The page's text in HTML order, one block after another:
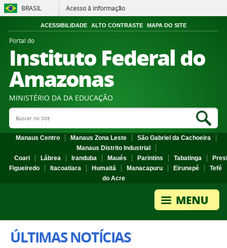
BRASIL Acesso à informação
ACESSIBILIDADE ALTO CONTRASTE MAPA DO SITE
Portal do
Instituto Federal do
Amazonas
MINISTÉRIO DA DA EDUCAÇÃO
Search Site
Manaus Centro Manaus Zona Leste
São Gabriel da Cachoeira
Manaus Distrito Industrial
Coari
Lábrea Iranduba Maués Parintins Tabatinga
Figueiredo
Itacoatiara Humaitá Manacapuru Eirunepé
Tefé
do Acre
ÚLTIMAS NOTÍCIAS